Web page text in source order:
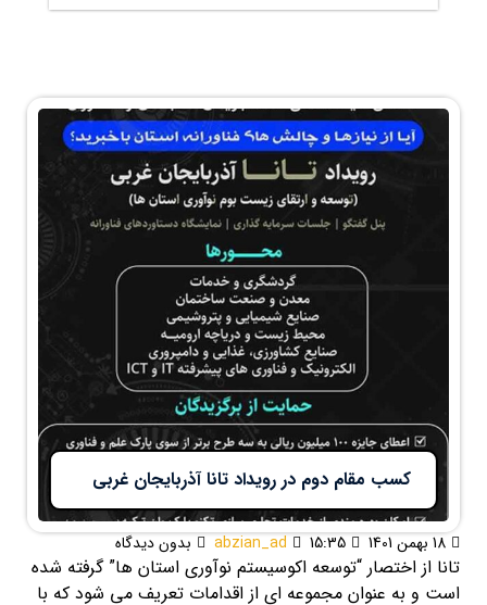
کسب مقام دوم در رویداد تانا آذربایجان غربی
18 بهمن 1401 15:35
abzian_ad بدون دیدگاه
تانا از اختصار “توسعه اکوسیستم نوآوری استان ها” گرفته شده
است و به عنوان مجموعه ای از اقدامات تعریف می شود که با